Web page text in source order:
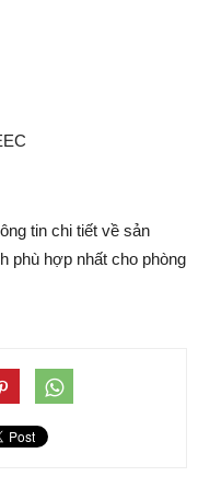
tin chi tiết về sản
phù hợp nhất cho phòng